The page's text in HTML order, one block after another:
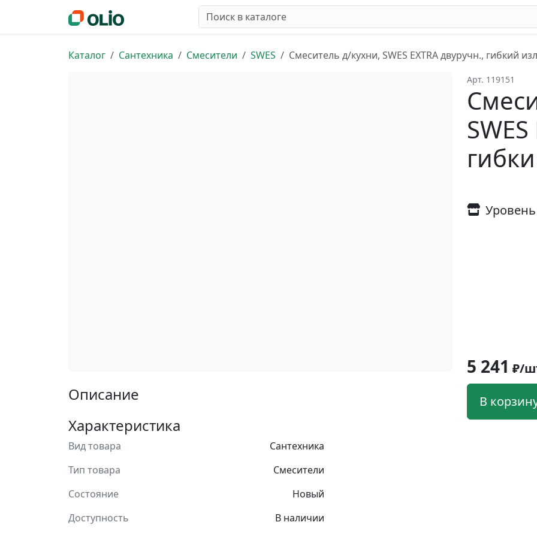
Каталог Сантехника Смесители SWES Смеситель д/кухни, SWES EXTRA двуручн., гибкий
Описание
Характеристика
Вид товара
Сантехника
Тип товара
Смесители
Состояние
Новый
Доступность
В наличии
Арт. 119151
5 241 ₽/
В